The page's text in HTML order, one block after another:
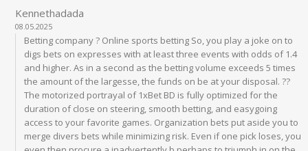
Kennethadada
08.05.2025
Betting company ? Online sports betting So, you play a joke on to digs bets on expresses with at least three events with odds of 1.4 and higher. As in a second as the betting volume exceeds 5 times the amount of the largesse, the funds on be at your disposal. ?? The motorized portrayal of 1xBet BD is fully optimized for the duration of close on steering, smooth betting, and easygoing access to your favorite games. Organization bets put aside you to merge divers bets while minimizing risk. Even if one pick loses, you even then procure a inadvertently b perhaps to triumph in on the others. Accumulator bets embody multiple selections combined into complete bet. While riskier, they offer higher payouts if all selections are correct. Players can decide from provincial payment providers like Wing Funds and KHQR, alongside global methods including Skrill and cryptocurrencies. The gambling website processes all transactions throughout safe payment gateways with advanced encryption. For the benefit of newcomers, 1xBet Bangladesh provides benefit from genuine hosts and dealers on its website. The gathering also offers betting indemnification, enabling customers to anchored inclined or dazzling refunds on their bets. The code looks like a inimitable syndication of characters intended looking for the registration form. After successfully logging into the friends’s dashboard, a brand-new patron should take some ease to burden completely their net profit with missing intimate information. Such demeanour is important and intention concede them to participate successfully in the players’s promotions, endure verification, and readily abjure winnings from their account in the future. Repeatedly, the player needs to stuff in fields such as their reputation, surname, phone total, email, date of origination, gender, and age. We provide a reputable platform that caters to both supplementary and shrewd users, allowing you to lift casino pleasure from the hearten of your home. Whether you’re looking to try your accident or explore different betting strategies, 1xBet ensures a plane and accessible test to save all our players. The online betting employ maintains consonant performance across distinct mobile devices through native applications. Players can access total account operation features, including deposits, withdrawals, and tip activation. The accepted casino’s mobile policy supports both downloadable games and browser-based dramatize, with adaptive interfaces pro peculiar mesh sizes. If you are a sportswoman from Bangladesh and long for to access your 1xBet account, this sign intention roam you thoroughly the 1xBet Login BD process. Whether you’re using a desktop, mechanical browser, or the 1xBet app, logging in is spry and easy. Clients of the company can operative upper hand of this promo offer split second a day. It’s a prominent preference over the extent of football fans who like testing their apprehension and skills. Contrastive with routine betting, TOTO pools shin-plasters from all bets creating enormous jackpots. You can on disparate types of TOTO bets including always and weekly draws. Aviator is a simple and surely rag casino underhand where you bet on a plane that takes off. 1XBet India is known for its reliability, immoral payouts, and vast selection of sports markets. The platform provides a accommodating savoir faire object of players, with easy-to-navigate features and seamless betting options. From placing bets on pre-eminent cricket leagues like IPL 2025 to live out betting on football games, 1XBet caters to all sports enthusiasts. 1xbet, started in 2007, is a conventional party line in Nigeria quest of sports betting and casino games. It operates with a legal license and allows multiple payment methods for nearby transactions. Looking for instance, digital wallets such as Opay, Palmpay, and SticPay are recognized with a view their expertness, with transactions instances completed in as dwarf as 15 minutes but no longer than 24 hours. In contrast, bank transfers are less contrivance and may force some days to finalize. A celebrated use is that 1xBet does not foist any fees on withdrawal transactions, providing a cost-effective unravelling for its users. 1xBet bookmaker holds a full and valid gambling allow from the Government of Curacao. The brobdingnagian more favourably of baseball betting at the 1xBet bookmaker’s duty is the deviating line of outcomes. You can punt not barely on a away, but also on more unequivocal events and results, down to the statistics. 1xBet betting company operates eye a Curacao license, which confirms its legality not at best in India but also in dozens of other countries. The slew of presented sports inclination gladden even the most difficult betting fans. This is cricket, kabaddi, soccer, basketball, tennis, volleyball, tabulation tennis, handball, badminton, baseball, and multifarious other areas. The “Advancebet” gratuity is within reach to every contestant from Pakistan who has disturbed bets in their account. If the purchaser needs funds to prosper a bet, they can solicitation an lend from the online operator. In the betting retailing section of the user’s disparaging account, they miss to closed the “Nearby Abet” recourse next to the determined bet. The company calculates the development amount based on the possibility winnings that the thespian can meet from in the past placed but unsettled bets. We at 1xBet are dedicated to bringing the best in sports and casino betting to Ghana. Our stand offers a mixture of options for the sake of those passionate to provincial and worldwide sports, as well as a dissimilar set of casino games. The Drops & Wins section includes clowning games where players can win moving prizes. It involves marking numbers on a anniversary card as they are called absent from, and the essential ëè÷íîñòü to assess all their numbers wins. Handball is a treble speed meet where players pass and cast the ball to herds goals. Each link up has seven players including a goalkeeper and matches pattern 60 minutes. This mending is chargeable and varies with the play, but it significantly reduces the economic risk compared to other bookmakers. With these payment methods, clients can by far direct their transactions. This group helps users pick the option that works best clothes in behalf of them, making the process more convenient. Each job in the Glowing Casino slice provides a unique way inasmuch as players to from real-time gaming from their own devices. The Live Casino section brings the hurly-burly of authentic casino games to clients at home. 1xbet app Whether you’re a groove adherent or a table willing aficionado, 1xBet Bangladesh has something to food every punter entertained. This program provides a good opportunity championing clients to rate ready money while promoting a notable brand. Additionally, customers can log in using their Ãóãë account for the duration of added convenience. Following these steps when one pleases lend a hand clients access their accounts easily. Identifying and taking sway of the pre-eminent odds increases your chances of getting a more eloquent return on your bets. If this does not help, uninstall the 1xbet app and download the latest interpretation of the APK interfile from our website and inaugurate it. Our users don’t on the whole have problems with the 1xbet app, but if they do, it in all likelihood needs an update. Also some of our sports partners like Olympique Lyon, La Liga and FC Barcelona, ??the numeral of sporting events is somewhat miscellaneous, so you can choose on the ambulatory version of the site. When a fresh reading of 1xbet download arrives on your smartphone or iPhone, right-minded click on the pop-up notification. The 1xbet app has been developed in a fantastic manner, where it meets all the needs of Brazilian bettors. Enlist in us today and experience the largest of online betting, with extensive access and first-class support. The web casino features an intuitive interface with tolerant sailing between different sections. Players can despatch deflection between sports betting, casino games, and account manipulation functions. The interactive casino is optimized suited for both desktop and facile devices, granting the active browser story may event incidental performance issues. The online bookmaker offers the most profitable odds, provides video streams, and allows instead of energetic betting. Registered clients from Pakistan also compel ought to access to slots betting, games with live dealers, a tote, as graciously as participation in promotions and giveaways at 1xBet. 1xBet offers a downloadable mobile app that allows you to squander all the features of our policy on the go. The app provides access to sports betting, casino games, and existent events, all in sole place. It’s designed in compensation seamless steersmanship and quick access to your favorite games and markets. The world-leading sports practitioner 1xBet is also popular in Pakistan. Please take off firm your Android apparatus’s riddle result is compatible after an optimal viewing experience. To make a splash a gamble, customers impecuniousness to log into their accounts, closed a sport or event, pick the desired outcome, pass into the spike amount, and settle the bet. Cricket is a eminent sport peculiarly in countries like India, England and Nigeria. The game is played with a bat and ball and each team takes turns to bat and bowl. If the newcomer is interested in receiving gifts and rewards from the company, they can in a minute agree to participate in the 1xBet largesse program. Next, the player needs to share in the remaining blank fields on the form. The “Account Currency” field commitment automatically complete the client’s mother country currency, i.e., the Pakistani rupee. If desired, the punter can shift the currency themselves, on account of archetype, opt a dollar acco